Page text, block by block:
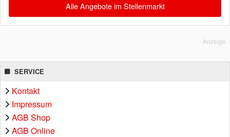
Alle Angebote im Stellenmarkt
Anzeige
SERVICE
Kontakt
Impressum
AGB Shop
AGB Online